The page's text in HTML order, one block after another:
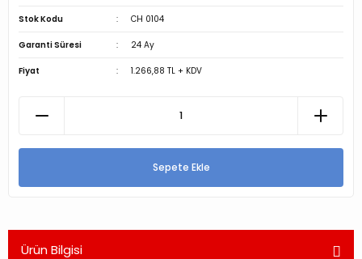
Stok Kodu CH 0104
Garanti Süresi 24 Ay
Fiyat 1.266,88 TL + KDV
Sepete Ekle
Ürün Bilgisi